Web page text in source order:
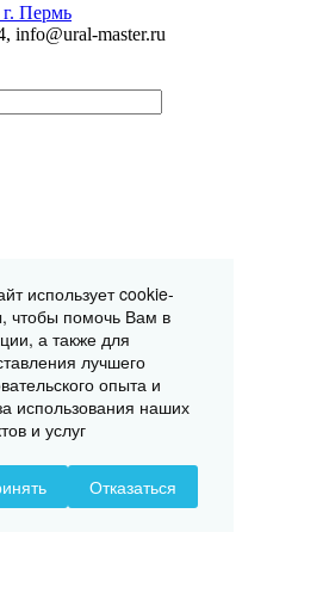
Пермь
info@ural-master.ru
использует cookie-
чтобы помочь Вам в
а также для
лучшего
опыта и
использования наших
и услуг
Отказаться